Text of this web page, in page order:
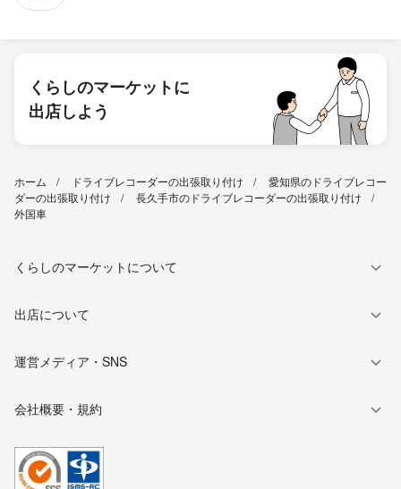
くらしのマーケットに
出店しよう
ホーム ドライブレコーダーの出張取り付け
愛知県のドライブレコー
ダーの出張取り付け
長久手市のドライブレコーダーの出張取り付け
外国車
くらしのマーケットについて
出店について
運営メディア・SNS
会社概要・規約